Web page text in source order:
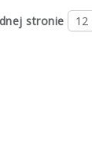
stronie